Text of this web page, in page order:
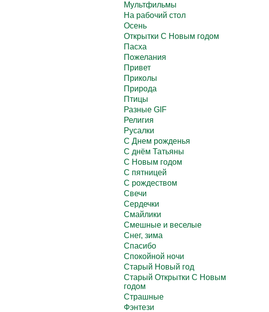
Мультфильмы
На рабочий стол
Осень
Открытки С Новым годом
Пасха
Пожелания
Привет
Приколы
Природа
Птицы
Разные GIF
Религия
Русалки
С Днем рожденья
С днём Татьяны
С Новым годом
С пятницей
С рождеством
Свечи
Сердечки
Смайлики
Смешные и веселые
Снег, зима
Спасибо
Спокойной ночи
Старый Новый год
Старый Открытки С Новым
годом
Страшные
Фэнтези